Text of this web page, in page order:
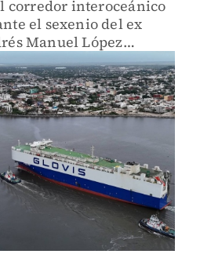
corredor interoceánico
el sexenio del ex
Manuel López